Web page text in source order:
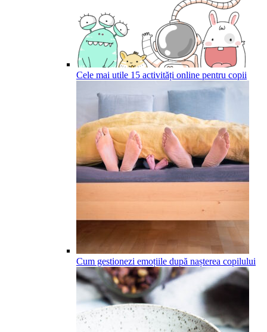
Cele mai utile 15 activități online pentru copii
Cum gestionezi emoțiile după nașterea copilului